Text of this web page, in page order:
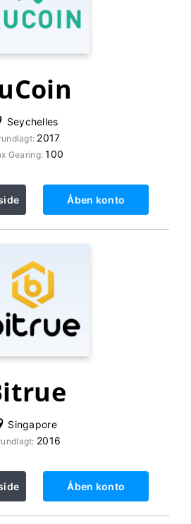
Seychelles
2017
Gearing:100
Åben konto
Singapore
2016
Åben konto